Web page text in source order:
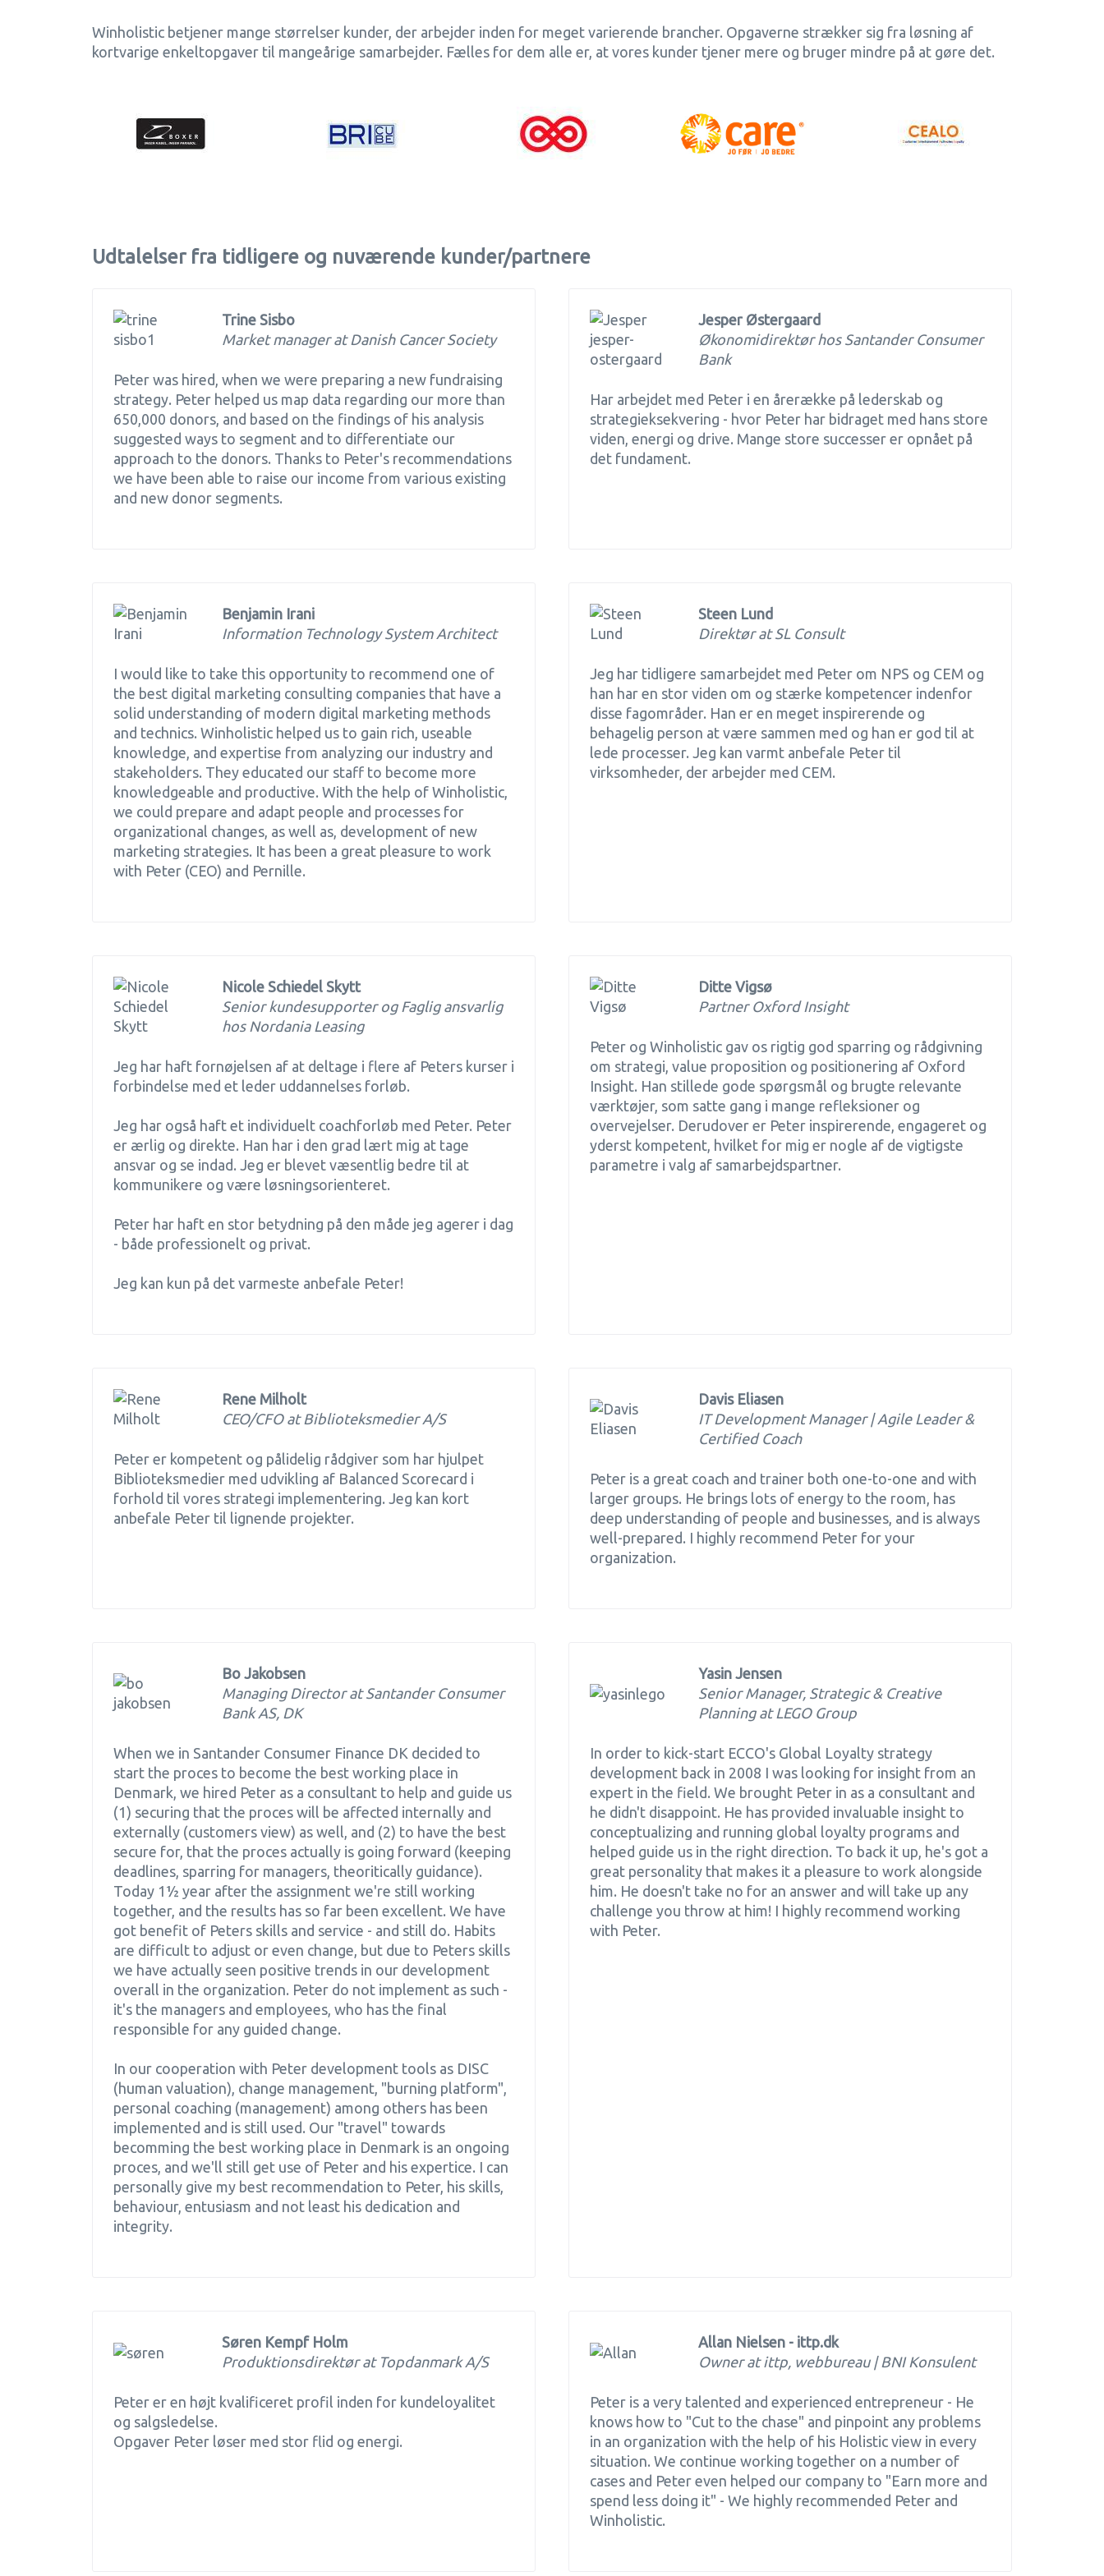
Winholistic betjener mange størrelser kunder, der arbejder inden for meget varierende brancher. Opgaverne strækker sig fra løsning af
kortvarige enkeltopgaver til mangeårige samarbejder. Fælles for dem alle er, at vores kunder tjener mere og bruger mindre på at gøre det.
Udtalelser fra tidligere og nuværende kunder/partnere
Trine Sisbo
Market manager at Danish Cancer Society
Peter was hired, when we were preparing a new fundraising
strategy. Peter helped us map data regarding our more than
650,000 donors, and based on the findings of his analysis
suggested ways to segment and to differentiate our
approach to the donors. Thanks to Peter's recommendations
we have been able to raise our income from various existing
and new donor segments.
Jesper Østergaard
Økonomidirektør hos Santander Consumer
Bank
Har arbejdet med Peter i en årerække på lederskab og
strategieksekvering - hvor Peter har bidraget med hans store
viden, energi og drive. Mange store successer er opnået på
det fundament.
Benjamin Irani
Information Technology System Architect
I would like to take this opportunity to recommend one of
the best digital marketing consulting companies that have a
solid understanding of modern digital marketing methods
and technics. Winholistic helped us to gain rich, useable
knowledge, and expertise from analyzing our industry and
stakeholders. They educated our staff to become more
knowledgeable and productive. With the help of Winholistic,
we could prepare and adapt people and processes for
organizational changes, as well as, development of new
marketing strategies. It has been a great pleasure to work
with Peter (CEO) and Pernille.
Steen Lund
Direktør at SL Consult
Jeg har tidligere samarbejdet med Peter om NPS og CEM og
han har en stor viden om og stærke kompetencer indenfor
disse fagområder. Han er en meget inspirerende og
behagelig person at være sammen med og han er god til at
lede processer. Jeg kan varmt anbefale Peter til
virksomheder, der arbejder med CEM.
Nicole Schiedel Skytt
Senior kundesupporter og Faglig ansvarlig
hos Nordania Leasing
Jeg har haft fornøjelsen af at deltage i flere af Peters kurser i
forbindelse med et leder uddannelses forløb.
Jeg har også haft et individuelt coachforløb med Peter. Peter
er ærlig og direkte. Han har i den grad lært mig at tage
ansvar og se indad. Jeg er blevet væsentlig bedre til at
kommunikere og være løsningsorienteret.
Peter har haft en stor betydning på den måde jeg agerer i dag
- både professionelt og privat.
Jeg kan kun på det varmeste anbefale Peter!
Ditte Vigsø
Partner Oxford Insight
Peter og Winholistic gav os rigtig god sparring og rådgivning
om strategi, value proposition og positionering af Oxford
Insight. Han stillede gode spørgsmål og brugte relevante
værktøjer, som satte gang i mange refleksioner og
overvejelser. Derudover er Peter inspirerende, engageret og
yderst kompetent, hvilket for mig er nogle af de vigtigste
parametre i valg af samarbejdspartner.
Rene Milholt
CEO/CFO at Biblioteksmedier A/S
Peter er kompetent og pålidelig rådgiver som har hjulpet
Biblioteksmedier med udvikling af Balanced Scorecard i
forhold til vores strategi implementering. Jeg kan kort
anbefale Peter til lignende projekter.
Davis Eliasen
IT Development Manager | Agile Leader &
Certified Coach
Peter is a great coach and trainer both one-to-one and with
larger groups. He brings lots of energy to the room, has
deep understanding of people and businesses, and is always
well-prepared. I highly recommend Peter for your
organization.
Bo Jakobsen
Managing Director at Santander Consumer
Bank AS, DK
When we in Santander Consumer Finance DK decided to
start the proces to become the best working place in
Denmark, we hired Peter as a consultant to help and guide us
(1) securing that the proces will be affected internally and
externally (customers view) as well, and (2) to have the best
secure for, that the proces actually is going forward (keeping
deadlines, sparring for managers, theoritically guidance).
Today 1½ year after the assignment we're still working
together, and the results has so far been excellent. We have
got benefit of Peters skills and service - and still do. Habits
are difficult to adjust or even change, but due to Peters skills
we have actually seen positive trends in our development
overall in the organization. Peter do not implement as such -
it's the managers and employees, who has the final
responsible for any guided change.
In our cooperation with Peter development tools as DISC
(human valuation), change management, "burning platform",
personal coaching (management) among others has been
implemented and is still used. Our "travel" towards
becomming the best working place in Denmark is an ongoing
proces, and we'll still get use of Peter and his expertice. I can
personally give my best recommendation to Peter, his skills,
behaviour, entusiasm and not least his dedication and
integrity.
Yasin Jensen
Senior Manager, Strategic & Creative
Planning at LEGO Group
In order to kick-start ECCO's Global Loyalty strategy
development back in 2008 I was looking for insight from an
expert in the field. We brought Peter in as a consultant and
he didn't disappoint. He has provided invaluable insight to
conceptualizing and running global loyalty programs and
helped guide us in the right direction. To back it up, he's got a
great personality that makes it a pleasure to work alongside
him. He doesn't take no for an answer and will take up any
challenge you throw at him! I highly recommend working
with Peter.
Søren Kempf Holm
Produktionsdirektør at Topdanmark A/S
Peter er en højt kvalificeret profil inden for kundeloyalitet
og salgsledelse.
Opgaver Peter løser med stor flid og energi.
Allan Nielsen - ittp.dk
Owner at ittp, webbureau | BNI Konsulent
Peter is a very talented and experienced entrepreneur - He
knows how to "Cut to the chase" and pinpoint any problems
in an organization with the help of his Holistic view in every
situation. We continue working together on a number of
cases and Peter even helped our company to "Earn more and
spend less doing it" - We highly recommended Peter and
Winholistic.